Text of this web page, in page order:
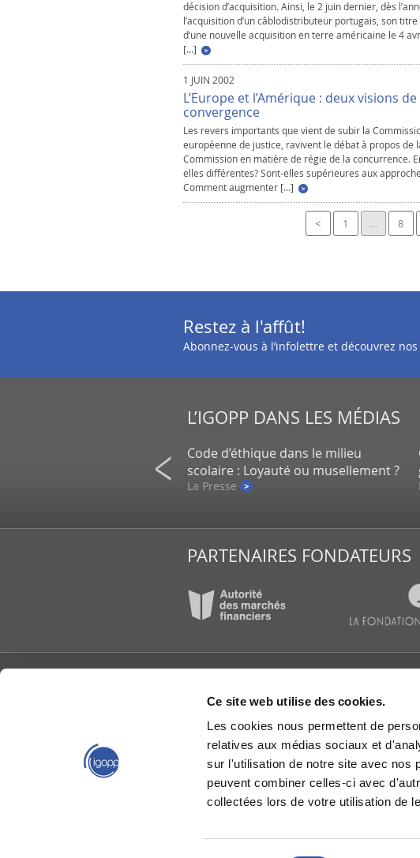
Ce site web utilise des cookies.
Les cookies nous permettent de
relatives aux médias sociaux et
sur l'utilisation de notre site avec nos
peuvent combiner celles-ci avec
collectées lors de votre utilisation de
décision d’acquisition. Ainsi, le 2 juin dernier, dès
l’acquisition d’un câblodistributeur portugais, son
d’une nouvelle acquisition en terre américaine le 4
[…]
1 JUIN 2002
L’Europe et l’Amérique : deux visions
convergence
Les revers importants que vient de subir la
européenne de justice, ravivent le débat à propos de
Commission en matière de régie de la concurrence.
elles différentes? Sont-elles supérieures aux
Comment augmenter […]
< 1 … 8
Restez à l'affût!
Abonnez-vous à l’infolettre et découvrez
L’IGOPP DANS LES MÉDIAS
gros placement de la CDPQ
Code d’éthique dans le milieu
scolaire : Loyauté ou musellement ?
La Presse
PARTENAIRES FONDATEURS
Conseil d’administration
Équipe de l'IGOPP
Gouvernance créatrice
Groupes de travail
La gouvernance en bref
Partenaires
Études et rapports de
recherche
Groupes de travail
IGOPP dans les médias
Livres
Mémoires et avis